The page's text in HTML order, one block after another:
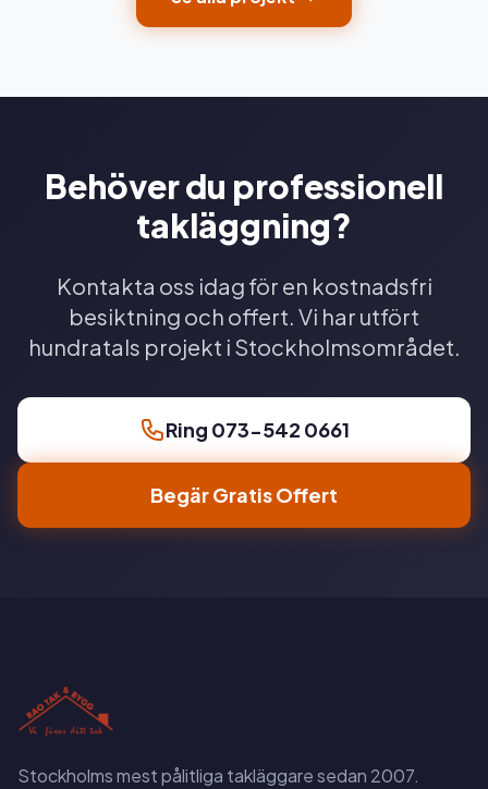
Behöver du professionell
takläggning?
Kontakta oss idag för en kostnadsfri
besiktning och offert. Vi har utfört
hundratals projekt i Stockholmsområdet.
Ring 073-542 0661
Begär Gratis Offert
Stockholms mest pålitliga takläggare sedan 2007.